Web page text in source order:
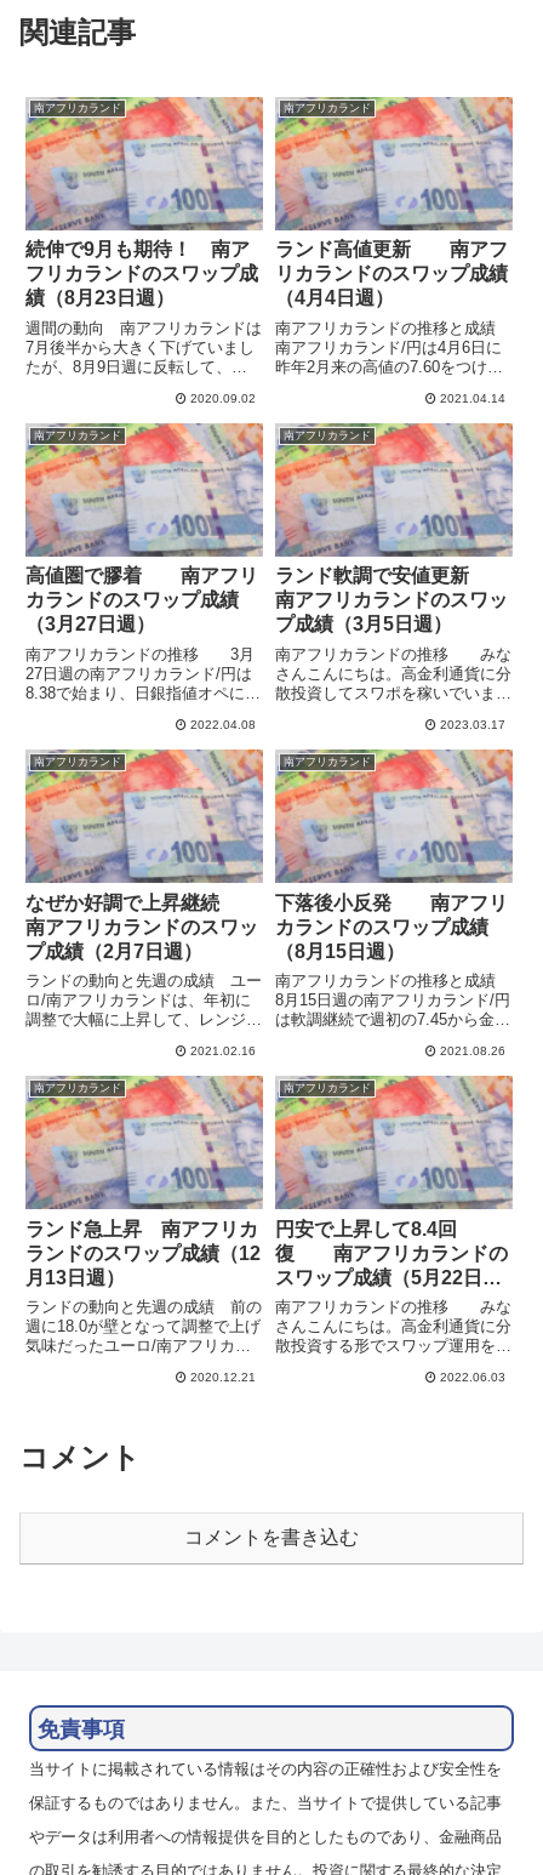
関連記事
南アフリカランド
続伸で9月も期待！ 南ア
フリカランドのスワップ成
績（8月23日週）
週間の動向 南アフリカランドは
7月後半から大きく下げていまし
たが、8月9日週に反転して、そ
のまま行って、6月のランド高に
も到達できそうな気がしてきまし
た。ランドでの運用のスワップの
合計額は8,565円で、前週比...
2020.09.02
南アフリカランド
ランド高値更新 南アフ
リカランドのスワップ成績
（4月4日週）
南アフリカランドの推移と成績
南アフリカランド/円は4月6日に
昨年2月来の高値の7.60をつけま
もあい、どうなることかと思いま
したが、よく1年でコロナ前の値
に戻したと思います。高値をつけ
た後は頭が重く、じりじり...
2021.04.14
南アフリカランド
高値圏で膠着 南アフリ
カランドのスワップ成績
（3月27日週）
南アフリカランドの推移 3月
27日週の南アフリカランド/円は
8.38で始まり、日銀指値オペによ
来の高値の8.61をつけますが、そ
の後は8.3〜8.5あたりで膠着して
8.31で終了しました。4月3日週も
安値...
2022.04.08
南アフリカランド
ランド軟調で安値更新
南アフリカランドのスワッ
プ成績（3月5日週）
南アフリカランドの推移 みな
さんこんにちは。高金利通貨に分
散投資してスワポを稼いでいま
のままで上昇の気配が見えませ
ん。SVB破綻から始まった金融
不安で高金利通貨も軒並み軟調で
す。3月5日週のランド/円は7.5...
2023.03.17
南アフリカランド
なぜか好調で上昇継続
南アフリカランドのスワッ
プ成績（2月7日週）
ランドの動向と先週の成績 ユー
ロ/南アフリカランドは、年初に
調整で大幅に上昇して、レンジが
てユーロ安・ランド高が進行して
います。（下に行くほどランド
高）14日週に入ってからはさら
にランド高が進んでレンジ下限に
張...
2021.02.16
南アフリカランド
下落後小反発 南アフリ
カランドのスワップ成績
（8月15日週）
南アフリカランドの推移と成績
8月15日週の南アフリカランド/円
は軟調継続で週初の7.45から金曜
22日週に入ってからは小反発と
なり上昇していますが、いまだ下
落トレンドから上抜けはしていま
せん。このところ売...
2021.08.26
南アフリカランド
ランド急上昇 南アフリカ
ランドのスワップ成績（12
月13日週）
ランドの動向と先週の成績 前の
週に18.0が壁となって調整で上げ
気味だったユーロ/南アフリカラ
下落して18.0をしっかりと割って
ド高となって、ランド...
2020.12.21
南アフリカランド
円安で上昇して8.4回
復 南アフリカランドの
スワップ成績（5月22日
週）
南アフリカランドの推移 みな
さんこんにちは。高金利通貨に分
散投資する形でスワップ運用を行
円のスワップポイントは低迷気味
2022.06.03
コメント
コメントを書き込む
免責事項
当サイトに掲載されている情報はその内容の正確性および安全性を
保証するものではありません。また、当サイトで提供している記事
やデータは利用者への情報提供を目的としたものであり、金融商品
の取引を勧誘する目的ではありません。投資に関する最終的な決定